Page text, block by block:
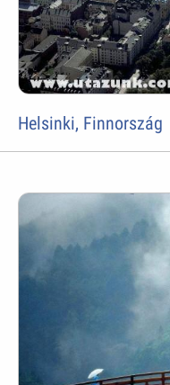
Helsinki, Finnország